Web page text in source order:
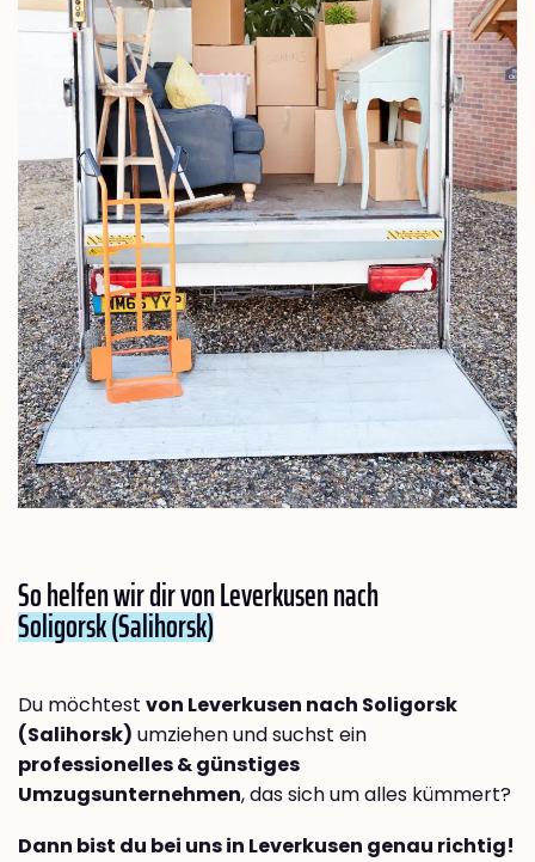
So helfen wir dir von Leverkusen nach
Soligorsk (Salihorsk)
Du möchtest von Leverkusen nach Soligorsk
(Salihorsk) umziehen und suchst ein
professionelles & günstiges
Umzugsunternehmen, das sich um alles kümmert?
Dann bist du bei uns in Leverkusen genau richtig!